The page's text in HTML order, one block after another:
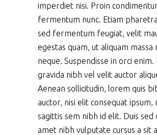
imperdiet nisi. Proin
fermentum nunc. Etiam
sed fermentum feugiat, velit
egestas quam, ut aliquam massa
neque. Suspendisse in orci enim.
gravida nibh vel velit auctor
Aenean sollicitudin, lorem quis
auctor, nisi elit consequat ipsum,
sagittis sem nibh id elit. Duis sed
amet nibh vulputate cursus a sit